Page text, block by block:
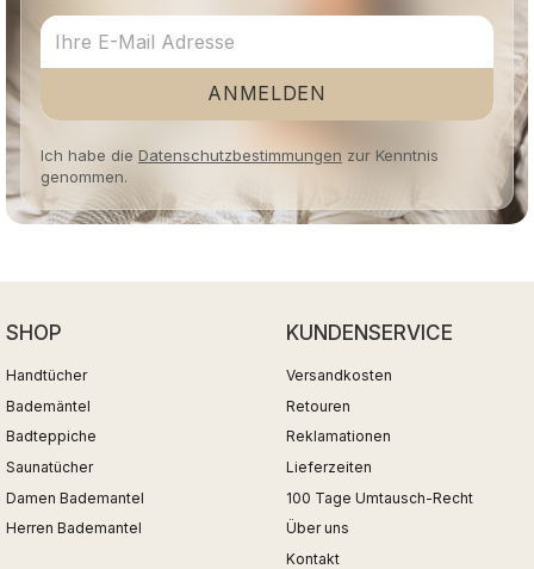
ANMELDEN
Ich habe die Datenschutzbestimmungen zur Kenntnis
genommen.
SHOP
Handtücher
Bademäntel
Badteppiche
Saunatücher
Damen Bademantel
Herren Bademantel
KUNDENSERVICE
Versandkosten
Retouren
Reklamationen
Lieferzeiten
100 Tage Umtausch-Recht
Über uns
Kontakt